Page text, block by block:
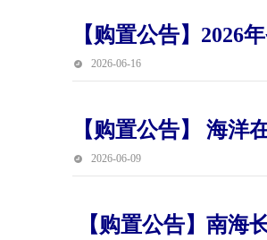
【购置公告】2026
2026-06-16
【购置公告】 海洋
2026-06-09
【购置公告】南海